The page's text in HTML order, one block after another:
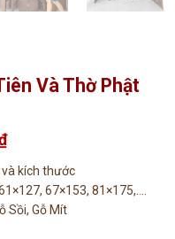
Và Thờ Phật
Giá
tại
là:
21.500.000₫.
và kích thước
67×153, 81×175,….
Sồi, Gỗ Mít